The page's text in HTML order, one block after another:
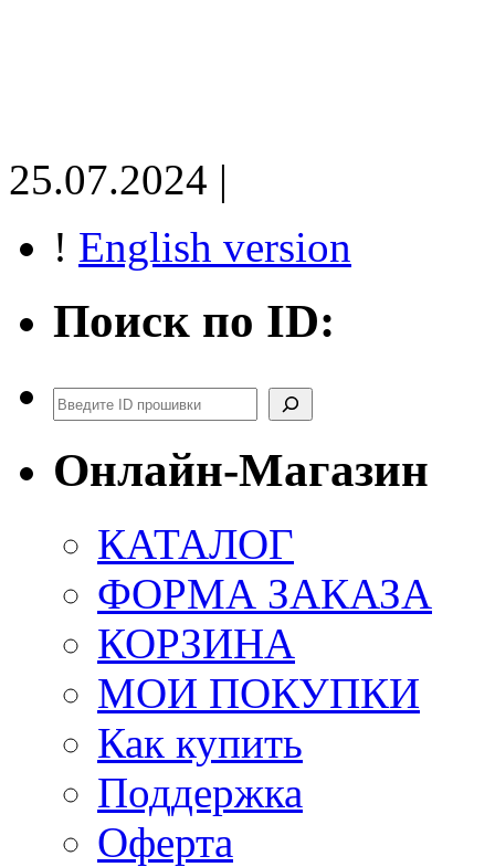
25.07.2024 |
! English version
Поиск по ID:
Поиск
Онлайн-Магазин
КАТАЛОГ
ФОРМА ЗАКАЗА
КОРЗИНА
МОИ ПОКУПКИ
Как купить
Поддержка
Оферта